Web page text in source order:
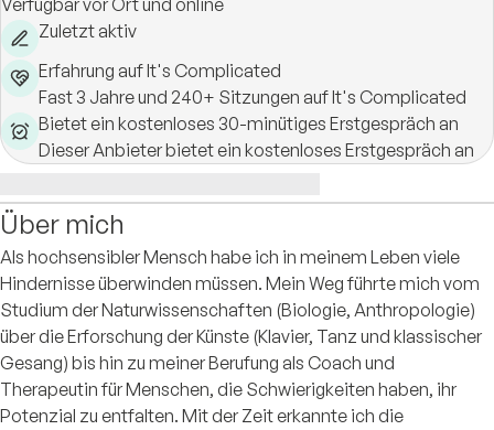
Verfügbar vor Ort und online
Zuletzt aktiv
Erfahrung auf It's Complicated
Fast 3 Jahre und 240+ Sitzungen auf It's Complicated
Bietet ein kostenloses 30-minütiges Erstgespräch an
Dieser Anbieter bietet ein kostenloses Erstgespräch an
Über mich
Als hochsensibler Mensch habe ich in meinem Leben viele
Hindernisse überwinden müssen. Mein Weg führte mich vom
Studium der Naturwissenschaften (Biologie, Anthropologie)
über die Erforschung der Künste (Klavier, Tanz und klassischer
Gesang) bis hin zu meiner Berufung als Coach und
Therapeutin für Menschen, die Schwierigkeiten haben, ihr
Potenzial zu entfalten. Mit der Zeit erkannte ich die